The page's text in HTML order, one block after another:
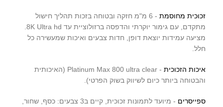
זכוכית מחוסמת
- 6 מ"מ חזקה ובטוחה בזכות תהליך חישול
מציעה עמידות יוצאת דופן, חדות צבעים ואיכות שמעשירה כל
חלל.
איכות הזכוכית
- Platinum Max 800 ultra clear (האיכותית
והבטוחה ביותר כיום לשיווק בשוק הפרטי).
ספייסרים
- מיועד לתמונות זכוכית, קיים ב3 צבעים: כסף, שחור,